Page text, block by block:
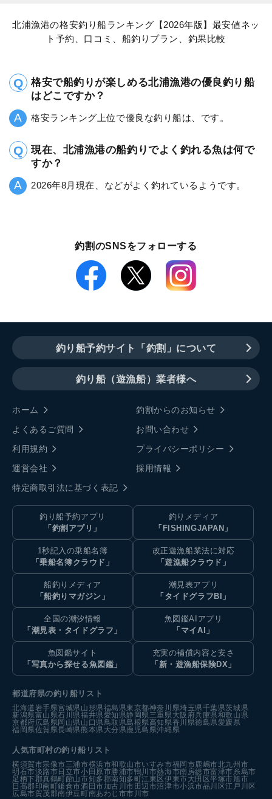
北浦漁港の格安釣り船ランキング【2026年版】最安値ネッ
ト予約、口コミ、船釣りプラン、釣果比較
格安で船釣りが楽しめる北浦漁港の優良釣り船
はどこですか？
格安ランキング上位で優良な釣り船は、です。
現在、北浦漁港の船釣りでよく釣れる魚は何で
すか？
2026年8月現在、などがよく釣れているようです。
釣割のSNSをフォローする
釣り船予約サイト「釣割」について
釣り船（遊漁船）業者様へ
ホーム
釣割からのお知らせ
よくあるご質問
お問い合わせ
利用規約
プライバシーポリシー
運営会社
採用情報
特定商取引法に基づく表記
釣り船予約アプリ
「釣割アプリ」
釣りメディア
「FISHINGJAPAN」
1秒記入の乗船名簿
「乗船名簿クラウド」
改正遊漁船業法に対応
「遊漁船クラウド」
船釣りメディア
「船釣りマガジン」
潮見表アプリ
「タイドグラフBI」
全国の潮汐情報
「潮見表・タイドグラフ」
魚図鑑AIアプリ
「マイAI」
魚図鑑サイト
「写真から探せる魚図鑑」
充実の補償内容と安さ
「新・遊漁船保険DX」
都道府県の釣り船リスト
北海道岩手県宮城県山形県福島県東京都神奈川県埼玉県千葉県茨城県
新潟県富山県石川県福井県愛知県静岡県三重県大阪府兵庫県和歌山県
京都府広島県岡山県山口県鳥取県島根県高知県香川県徳島県愛媛県
福岡県佐賀県長崎県熊本県大分県鹿児島県沖縄県
人気市町村の釣り船リスト
横須賀市宗像市三浦市横浜市和歌山市いすみ市福岡市鹿嶋市北九州市
明石市淡路市 日立市小田原市勝浦市鴨川市熱海市南房総市富津市糸島市
足柄下郡真鶴町館山市知多郡南知多町江東区伊東市大田区平塚市旭市
日高郡印南町鎌倉市酒田市加古川市 田辺市沼津市小浜市品川区江戸川区
広島市賀茂郡南伊豆町南あわじ市市川市